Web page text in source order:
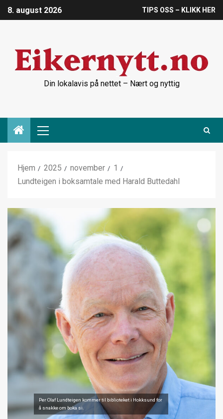
8. august 2026 TIPS OSS – KLIKK HER
Din lokalavis på nettet – Nært og nyttig
Hjem 2025 november
1
Lundteigen i boksamtale med Harald Buttedahl
Per Olaf Lundteigen kommer til biblioteket i Hokksund for
å snakke om boka si.